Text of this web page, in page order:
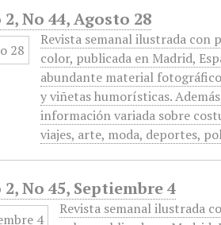
No 44, Agosto 28
Revista semanal ilustrada con
color, publicada en Madrid,
abundante material
y viñetas humorísticas.
información variada sobre
viajes, arte, moda, deportes,
No 45, Septiembre 4
Revista semanal ilustrada